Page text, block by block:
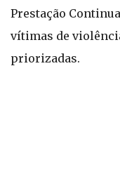
Prestação
vítimas de
priorizadas.